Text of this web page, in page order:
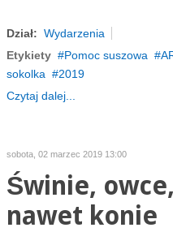
Dział: Wydarzenia
Etykiety
Pomoc suszowa
sokolka
2019
Czytaj dalej...
sobota, 02 marzec 2019 13:00
Świnie,
nawet konie